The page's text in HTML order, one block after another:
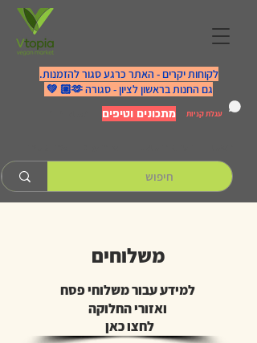
עגלת קניות מתכונים וטיפים
לקוחות יקרים - האתר כרגע סגור להזמנות.
גם החנות בראשון לציון - סגורה 🫶🏼 💚
משלוחים
למידע עבור משלוחי פסח
ואזורי החלוקה
לחצו כאן